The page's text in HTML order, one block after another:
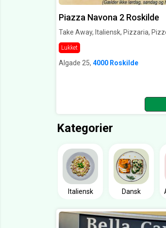
Piazza Navona 2 Roskilde
Take Away, Italiensk, Pizzaria,
Lukket
Algade 25, 4000 Roskilde
Kategorier
Italiensk Dansk